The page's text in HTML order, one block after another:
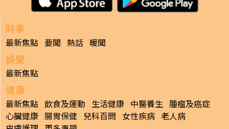
時事
最新焦點 要聞 熱話 暖聞
娛樂
最新焦點
健康
最新焦點 飲食及運動 生活健康 中醫養生 腫瘤及癌症
心臟健康 腸胃保健 兒科百問 女性疾病 老人病